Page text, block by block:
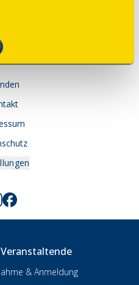
in unserer
• Schlegelstraße
Bonn
& Anmeldung